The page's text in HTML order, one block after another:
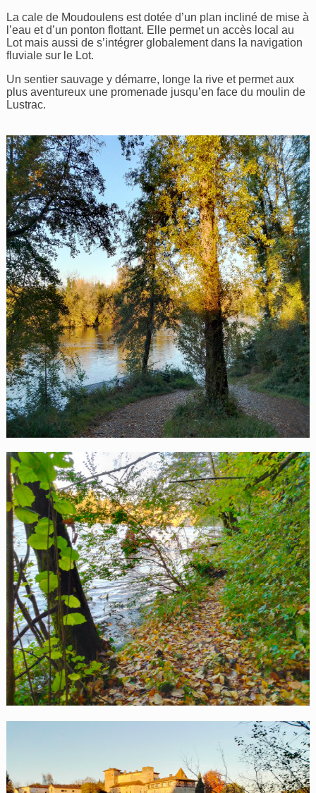
La cale de Moudoulens est dotée d’un plan incliné de mise à
l’eau et d’un ponton flottant. Elle permet un accès local au
Lot mais aussi de s’intégrer globalement dans la navigation
fluviale sur le Lot.
Un sentier sauvage y démarre, longe la rive et permet aux
plus aventureux une promenade jusqu’en face du moulin de
Lustrac.